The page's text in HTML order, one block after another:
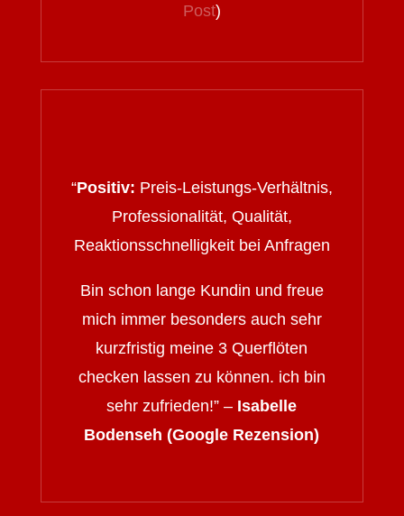
Post)
“Positiv: Preis-Leistungs-Verhältnis,
Professionalität, Qualität,
Reaktionsschnelligkeit bei Anfragen
Bin schon lange Kundin und freue
mich immer besonders auch sehr
kurzfristig meine 3 Querflöten
checken lassen zu können. ich bin
sehr zufrieden!” – Isabelle
Bodenseh (Google Rezension)